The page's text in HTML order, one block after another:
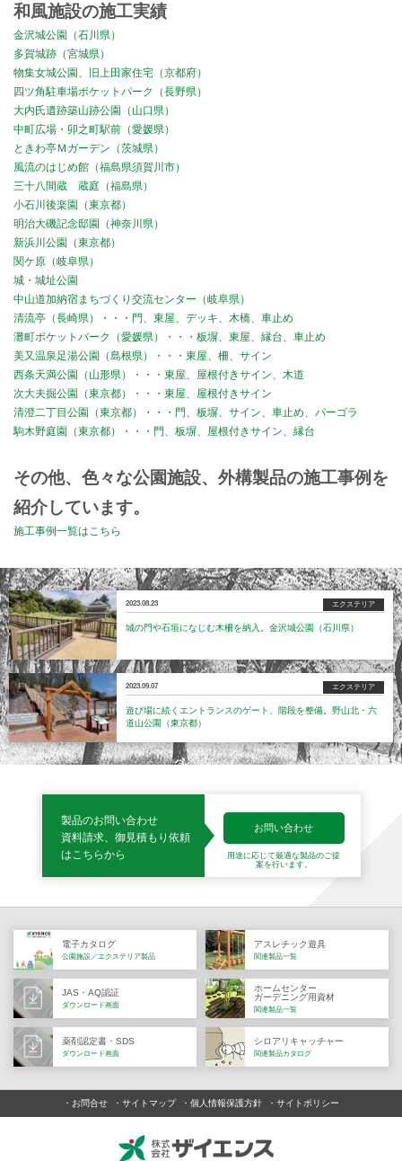
和風施設の施工実績
金沢城公園（石川県）
多賀城跡（宮城県）
物集女城公園、旧上田家住宅（京都府）
四ツ角駐車場ポケットパーク（長野県）
大内氏遺跡築山跡公園（山口県）
中町広場・卯之町駅前（愛媛県）
ときわ亭Ｍガーデン（茨城県）
風流のはじめ館（福島県須賀川市）
三十八間蔵 蔵庭（福島県）
小石川後楽園（東京都）
明治大磯記念邸園（神奈川県）
新浜川公園（東京都）
関ケ原（岐阜県）
城・城址公園
中山道加納宿まちづくり交流センター（岐阜県）
清流亭（長崎県）・・・門、東屋、デッキ、木橋、車止め
灘町ポケットパーク（愛媛県）・・・板塀、東屋、縁台、車止め
美又温泉足湯公園（島根県）・・・東屋、柵、サイン
西条天満公園（山形県）・・・東屋、屋根付きサイン、木道
次大夫掘公園（東京都）・・・東屋、屋根付きサイン
清澄二丁目公園（東京都）・・・門、板塀、サイン、車止め、パーゴラ
駒木野庭園（東京都）・・・門、板塀、屋根付きサイン、縁台
その他、色々な公園施設、外構製品の施工事例を
紹介しています。
施工事例一覧はこちら
2023.08.23 エクステリア
城の門や石垣になじむ木柵を納入。金沢城公園（石川県）
2023.09.07 エクステリア
遊び場に続くエントランスのゲート、階段を整備。野山北・六
道山公園（東京都）
製品のお問い合わせ
資料請求、御見積もり依頼
はこちらから
お問い合わせ
用途に応じて最適な製品のご提
案を行います。
電子カタログ
公園施設／エクステリア製品
アスレチック遊具
関連製品一覧
JAS・AQ認証
ダウンロード画面
ホームセンター
ガーデニング用資材
関連製品一覧
薬剤認定書・SDS
ダウンロード画面
シロアリキャッチャー
関連製品カタログ
お問合せ サイトマップ 個人情報保護方針 サイトポリシー